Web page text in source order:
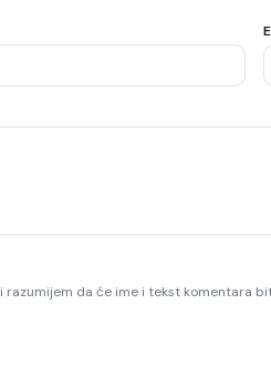
i razumijem da će ime i tekst komentara